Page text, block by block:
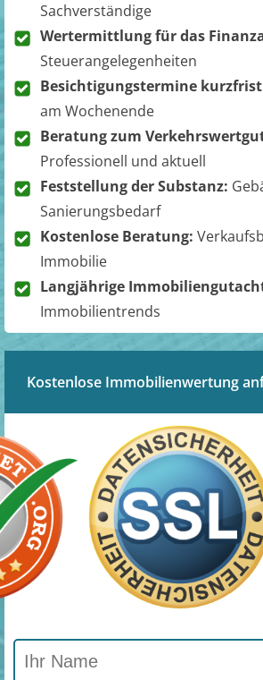
Sachverständige
Wertermittlung für das
Steuerangelegenheiten
Besichtigungstermine
am Wochenende
Beratung zum
Professionell und aktuell
Feststellung der Substanz:
Sanierungsbedarf
Kostenlose Beratung:
Immobilie
Langjährige
Immobilientrends
Kostenlose Immobilienwertung